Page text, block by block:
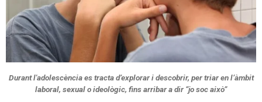
Durant l'adolescència es tracta d’explorar i descobrir, per triar en l’àmbit
laboral, sexual o ideològic, fins arribar a dir “jo soc això”